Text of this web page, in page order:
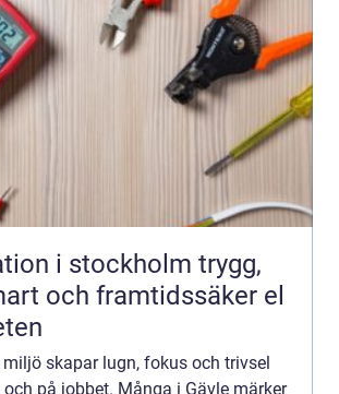
i stockholm trygg,
och framtidssäker el
skapar lugn, fokus och trivsel
på jobbet. Många i Gävle märker